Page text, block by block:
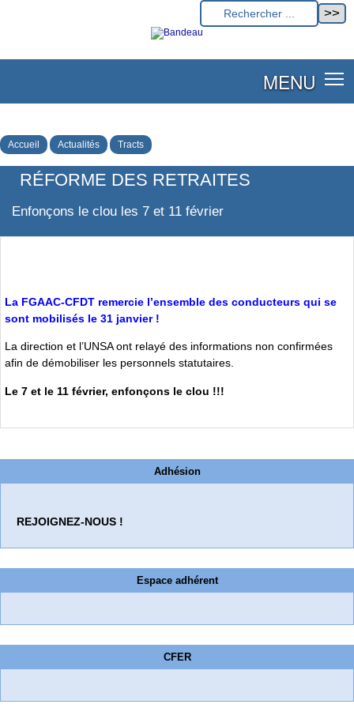
MENU
Accueil Actualités Tracts
RÉFORME DES RETRAITES
Enfonçons le clou les 7 et 11 février
La FGAAC-CFDT remercie l’ensemble des conducteurs qui se
sont mobilisés le 31 janvier !
La direction et l’UNSA ont relayé des informations non confirmées
afin de démobiliser les personnels statutaires.
Le 7 et le 11 février, enfonçons le clou !!!
Adhésion
REJOIGNEZ-NOUS !
Espace adhérent
CFER